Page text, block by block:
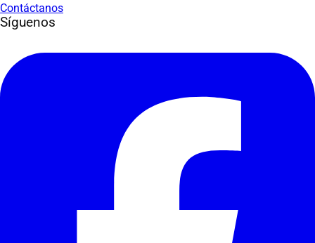
Contáctanos
Síguenos